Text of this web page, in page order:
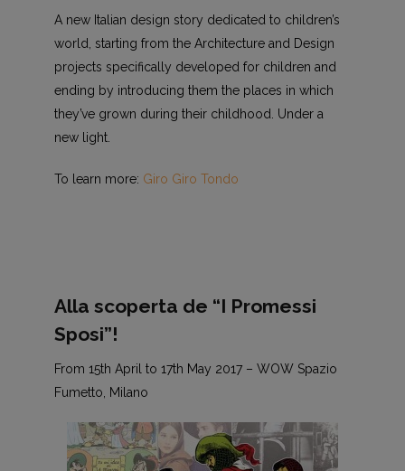
A new Italian design story dedicated to children’s
world, starting from the Architecture and Design
projects specifically developed for children and
ending by introducing them the places in which
they’ve grown during their childhood. Under a
new light.
To learn more: Giro Giro Tondo
Alla scoperta de “I Promessi
Sposi”!
From 15th April to 17th May 2017 – WOW Spazio
Fumetto, Milano